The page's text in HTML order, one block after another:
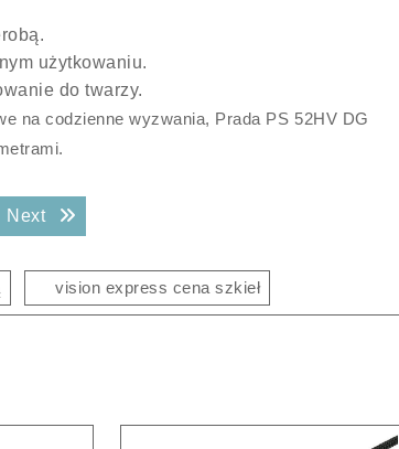
użytkowaniu.
do twarzy.
na codzienne wyzwania, Prada PS 52HV DG
Next Next post:
vision express cena szkieł